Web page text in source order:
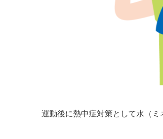
運動後に熱中症対策として水（ミ